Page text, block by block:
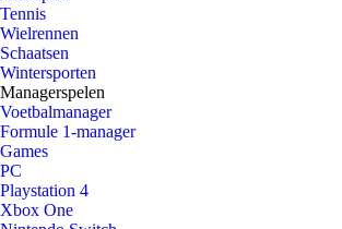
Tennis
Wielrennen
Schaatsen
Wintersporten
Managerspelen
Voetbalmanager
Formule 1-manager
Games
PC
Playstation 4
Xbox One